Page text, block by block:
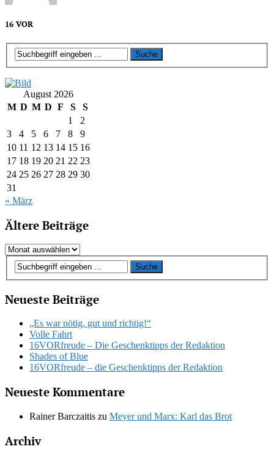
16 VOR
August 2026
M D M D F S
S
1
2
3
4 5 6 7 8
9
10 11 12 13 14 15 16
17 18 19 20 21 22 23
24 25 26 27 28 29 30
31
« März
Ältere Beiträge
Ältere
Beiträge
Neueste Beiträge
„Es war nötig, gut und richtig!“
Volle Fahrt
16VORfreude – Die Geschenktipps der Redaktion
Shades of Blue
16VORfreude – die Geschenktipps der Redaktion
Neueste Kommentare
Rainer Barczaitis zu Meyer und Marx: Karl das Brot
Archiv